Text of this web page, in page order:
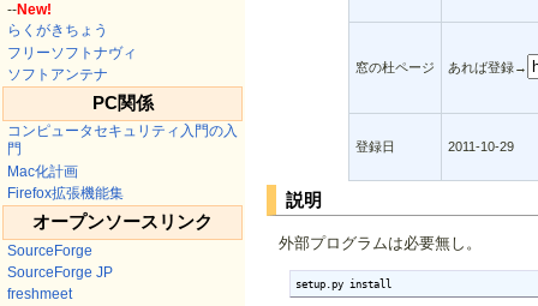
--New!
らくがきちょう
フリーソフトナヴィ
ソフトアンテナ
PC関係
コンピュータセキュリティ入門の入
門
Mac化計画
Firefox拡張機能集
オープンソースリンク
SourceForge
SourceForge JP
freshmeet
窓の杜ページ あれば登録→
登録日 2011-10-29
説明
外部プログラムは必要無し。
setup.py install